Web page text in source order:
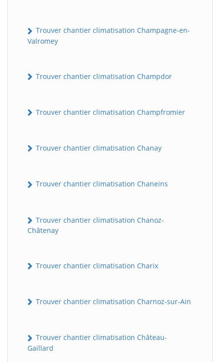
Trouver chantier climatisation Champagne-en-
Valromey
Trouver chantier climatisation Champdor
Trouver chantier climatisation Champfromier
Trouver chantier climatisation Chanay
Trouver chantier climatisation Chaneins
Trouver chantier climatisation Chanoz-
Châtenay
Trouver chantier climatisation Charix
Trouver chantier climatisation Charnoz-sur-Ain
Trouver chantier climatisation Château-
Gaillard